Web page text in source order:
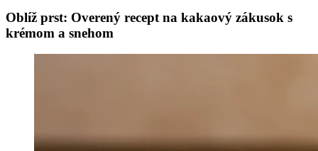
Oblíž prst: Overený recept na kakaový zákusok s
krémom a snehom